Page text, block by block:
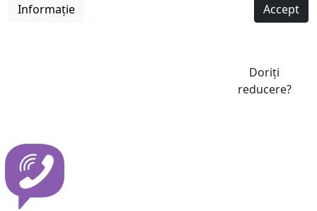
Informație Accept
Doriți
reducere?